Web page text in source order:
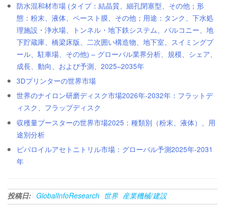
防水混和材市場 (タイプ：結晶質、細孔閉塞型、その他；形
態：粉末、液体、ペースト膜、その他；用途：タンク、下水処
理施設・浄水場、トンネル・地下鉄システム、バルコニー、地
下貯蔵庫、橋梁床版、二次囲い構造物、地下室、スイミングプ
ール、駐車場、その他) – グローバル業界分析、規模、シェア、
成長、動向、および予測、2025‒2035年
3Dプリンターの世界市場
世界のナイロン研磨ディスク市場2026年-2032年：フラットデ
ィスク、フラップディスク
収穫量ブースターの世界市場2025：種類別（粉末、液体）、用
途別分析
ピバロイルアセトニトリル市場：グローバル予測2025年-2031
年
投稿日: GlobalInfoResearch 世界 産業機械/建設